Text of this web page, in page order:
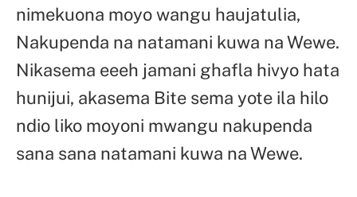
nimekuona moyo wangu haujatulia,
Nakupenda na natamani kuwa na Wewe.
Nikasema eeeh jamani ghafla hivyo hata
hunijui, akasema Bite sema yote ila hilo
ndio liko moyoni mwangu nakupenda
sana sana natamani kuwa na Wewe.